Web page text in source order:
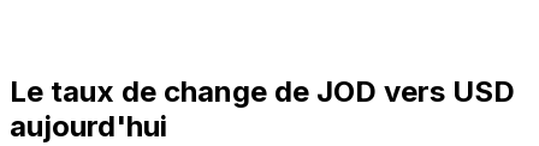
Le taux de change de JOD vers USD
aujourd'hui